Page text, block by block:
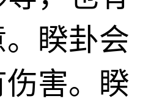
睽卦会
害。睽